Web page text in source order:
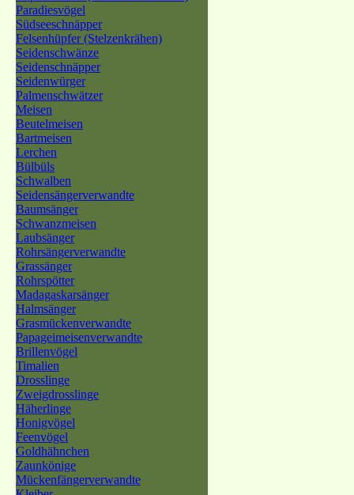
Paradiesvögel
Südseeschnäpper
Felsenhüpfer (Stelzenkrähen)
Seidenschwänze
Seidenschnäpper
Seidenwürger
Palmenschwätzer
Meisen
Beutelmeisen
Bartmeisen
Lerchen
Bülbüls
Schwalben
Seidensängerverwandte
Baumsänger
Schwanzmeisen
Laubsänger
Rohrsängerverwandte
Grassänger
Rohrspötter
Madagaskarsänger
Halmsänger
Grasmückenverwandte
Papageimeisenverwandte
Brillenvögel
Timalien
Drosslinge
Zweigdrosslinge
Häherlinge
Honigvögel
Feenvögel
Goldhähnchen
Zaunkönige
Mückenfängerverwandte